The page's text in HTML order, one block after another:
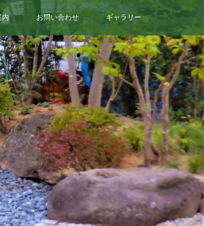
内 お問い合わせ ギャラリー